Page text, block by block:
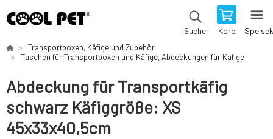
Suche Korb
Transportboxen, Käfige und Zubehör
Taschen für Transportboxen und Käfige, Abdeckungen für Käfige
Abdeckung für Transportkäfig
schwarz Käfiggröße: XS
45x33x40,5cm